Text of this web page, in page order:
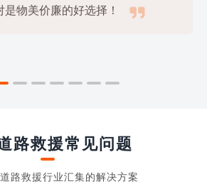
物美价廉的好选择！

路救援常见问题
路救援行业汇集的解决方案